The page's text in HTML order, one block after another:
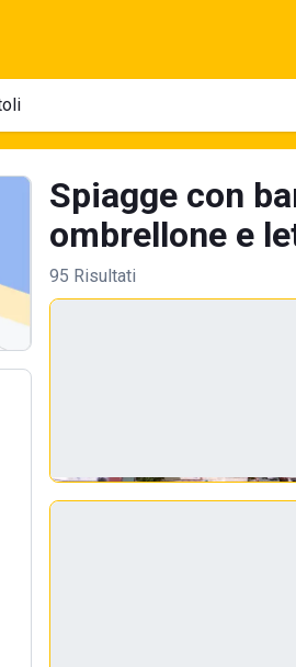
Spiagge con
ombrellone e
95 Risultati